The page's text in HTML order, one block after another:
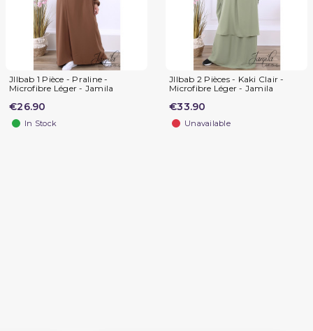
JIlbab 1 Pièce - Praline -
Microfibre Léger - Jamila
€26.90
In Stock
JIlbab 2 Pièces - Kaki Clair -
Microfibre Léger - Jamila
€33.90
Unavailable